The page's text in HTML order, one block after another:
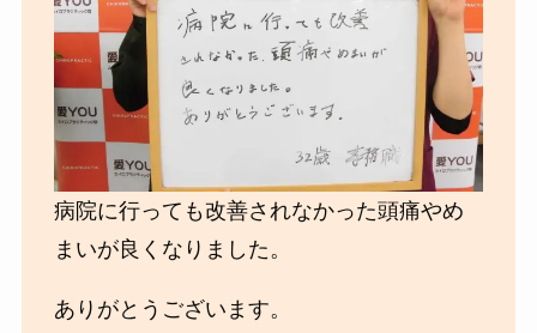
病院に行っても改善されなかった頭痛やめ
まいが良くなりました。
ありがとうございます。